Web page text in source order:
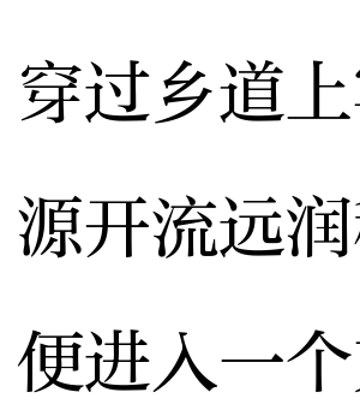
穿过乡道
源开流远
进入一